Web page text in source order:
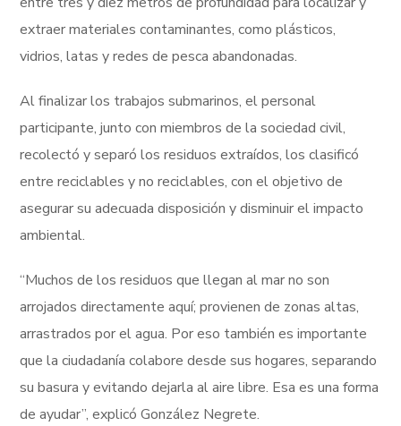
extraer materiales contaminantes, como plásticos,
vidrios, latas y redes de pesca abandonadas.
Al finalizar los trabajos submarinos, el personal
participante, junto con miembros de la sociedad civil,
recolectó y separó los residuos extraídos, los clasificó
entre reciclables y no reciclables, con el objetivo de
asegurar su adecuada disposición y disminuir el impacto
ambiental.
“Muchos de los residuos que llegan al mar no son
arrojados directamente aquí; provienen de zonas altas,
arrastrados por el agua. Por eso también es importante
que la ciudadanía colabore desde sus hogares, separando
su basura y evitando dejarla al aire libre. Esa es una forma
de ayudar”, explicó González Negrete.